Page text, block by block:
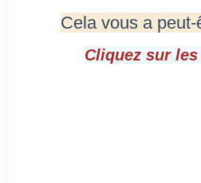
Cela vous a
Cliquez sur